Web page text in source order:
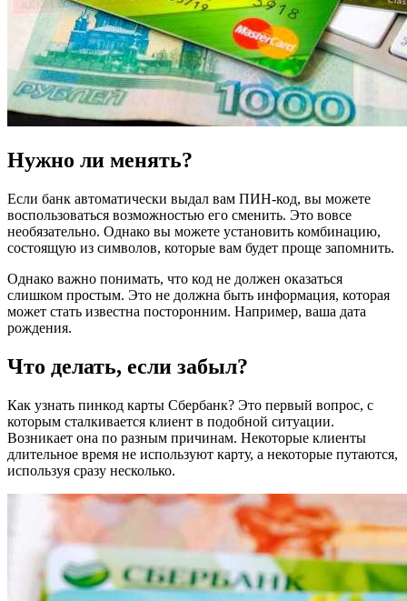
Нужно ли менять?
Если банк автоматически выдал вам ПИН-код, вы можете
воспользоваться возможностью его сменить. Это вовсе
необязательно. Однако вы можете установить комбинацию,
состоящую из символов, которые вам будет проще запомнить.
Однако важно понимать, что код не должен оказаться
слишком простым. Это не должна быть информация, которая
может стать известна посторонним. Например, ваша дата
рождения.
Что делать, если забыл?
Как узнать пинкод карты Сбербанк? Это первый вопрос, с
которым сталкивается клиент в подобной ситуации.
Возникает она по разным причинам. Некоторые клиенты
длительное время не используют карту, а некоторые путаются,
используя сразу несколько.